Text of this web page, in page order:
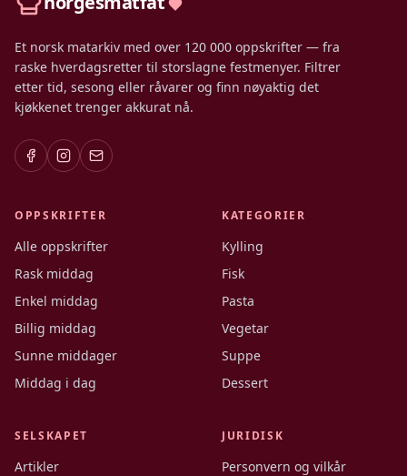
Et norsk matarkiv med over 120 000 oppskrifter — fra
raske hverdagsretter til storslagne festmenyer. Filtrer
etter tid, sesong eller råvarer og finn nøyaktig det
kjøkkenet trenger akkurat nå.
OPPSKRIFTER
Alle oppskrifter
Rask middag
Enkel middag
Billig middag
Sunne middager
Middag i dag
KATEGORIER
Kylling
Fisk
Pasta
Vegetar
Suppe
Dessert
SELSKAPET
Artikler
JURIDISK
Personvern og vilkår